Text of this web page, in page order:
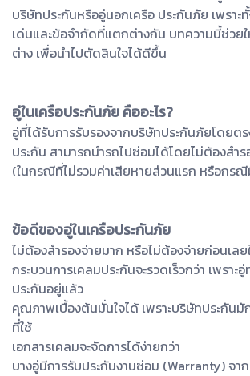
บริษัทประกันหรืออู่นอกเครือ ประกันภัย เพรา
เด่นและข้อจำกัดที่แตกต่างกัน บทความนี้ช่วย
ต่าง เพื่อนำไปตัดสินใจได้ดีขึ้น
อู่ในเครือประกันภัย คืออะไร?
อู่ที่ได้รับการรับรองจากบริษัทประกันภัยโดยต
ประกัน สามารถนำรถไปซ่อมได้โดยไม่ต้องสำ
(ในกรณีที่ไม่รวมค่าเสียหายส่วนแรก หรือกรณี
ข้อดีของอู่ในเครือประกันภัย
ไม่ต้องสำรองจ่ายมาก หรือไม่ต้องจ่ายก่อนเล
กระบวนการเคลมประกันจะรวดเร็วกว่า เพราะ
ประกันอยู่แล้ว
คุณภาพเบื้องต้นมั่นใจได้ เพราะบริษัทประกัน
ที่ใช้
เอกสารเคลมจะจัดการได้ง่ายกว่า
บางอู่มีการรับประกันงานซ่อม (Warranty) จา